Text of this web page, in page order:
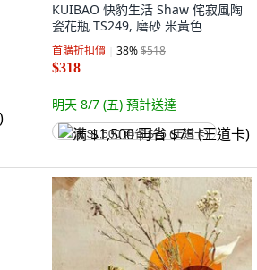
KUIBAO 快豹生活 Shaw 侘寂風陶
瓷花瓶 TS249, 磨砂 米黃色
首購折扣價 38%$518
$318
明天 8/7 (五) 預計送達
满 $1,500 再省 $75 (王道卡)